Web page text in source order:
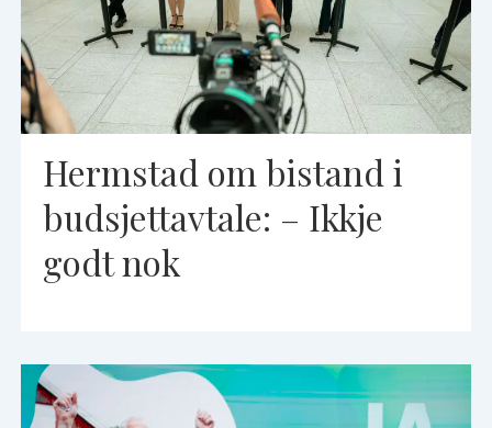
Hermstad om bistand i
budsjettavtale: – Ikkje
godt nok